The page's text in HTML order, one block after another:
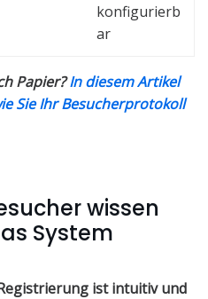
konfigurierb
ar
Papier?In diesem Artikel
Sie Ihr Besucherprotokoll
wissen
System
ist intuitiv und